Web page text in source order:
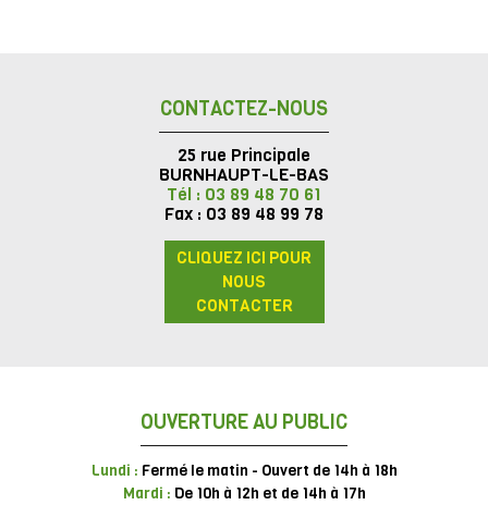
CONTACTEZ-NOUS
25 rue Principale
BURNHAUPT-LE-BAS
Tél : 03 89 48 70 61
Fax : 03 89 48 99 78
CLIQUEZ ICI POUR
NOUS
CONTACTER
OUVERTURE AU PUBLIC
Lundi : Fermé le matin - Ouvert de 14h à 18h
Mardi : De 10h à 12h et de 14h à 17h